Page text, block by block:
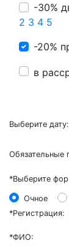
-30%
2 3 4 5
-20%
в
Выберите дату:
Обязательные
*Выберите
Очное
*Регистрация:
*ФИО: